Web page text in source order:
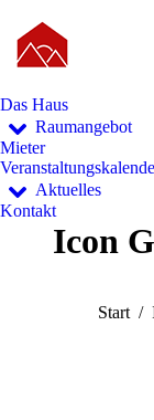
Das Haus
Raumangebot
Mieter
Aktuelles
Kontakt
Icon
Sie
Start